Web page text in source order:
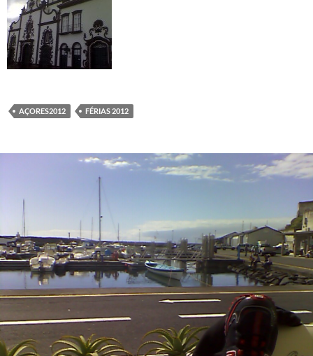
AÇORES2012 FÉRIAS 2012